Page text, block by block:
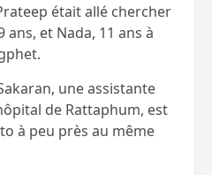
était allé chercher
ans, et Nada, 11 ans à
une assistante
de Rattaphum, est
à peu près au même